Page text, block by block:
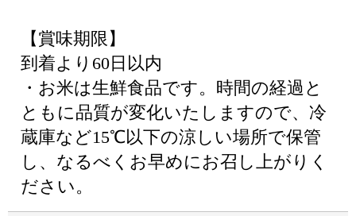
【賞味期限】
到着より60日以内
・お米は生鮮食品です。時間の経過と
ともに品質が変化いたしますので、冷
蔵庫など15℃以下の涼しい場所で保管
し、なるべくお早めにお召し上がりく
ださい。